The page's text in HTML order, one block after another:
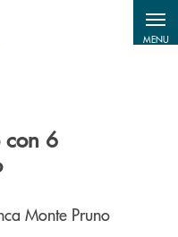
MENU
con 6
Monte Pruno